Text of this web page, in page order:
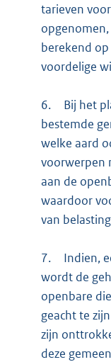
tarieven
berekend
voordelige
6.
Bij het
bestemde
welke aard
voorwerpen
aan de
waardoor
van
7.
Indien,
wordt de
openbare
geacht te
zijn
deze